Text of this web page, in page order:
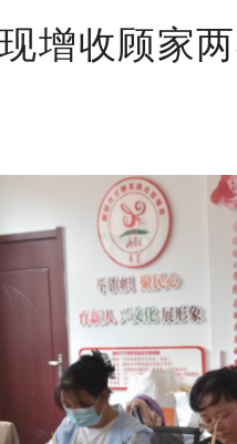
增收顾家